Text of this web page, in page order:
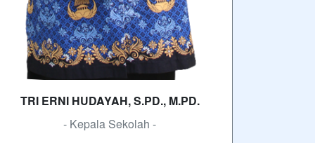
TRI ERNI HUDAYAH, S.PD., M.PD.
- Kepala Sekolah -